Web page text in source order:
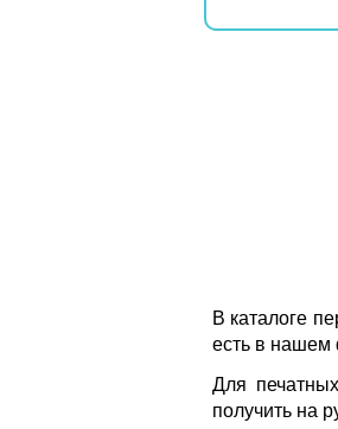
В каталоге
есть в нашем
Для
получить на